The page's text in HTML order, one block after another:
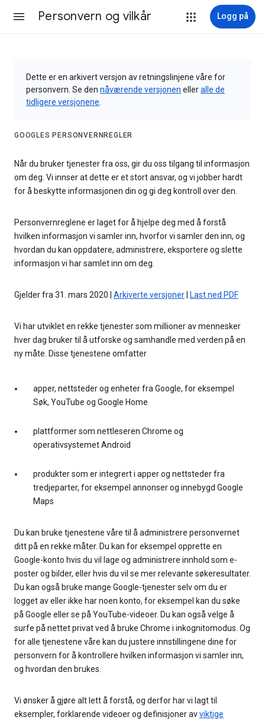
Personvern og vilkår Logg på
Dette er en arkivert versjon av retningslinjene våre for
personvern. Se den nåværende versjonen elleralle de
tidligere versjonene
GOOGLES PERSONVERNREGLER
Når du bruker tjenester fra oss, gir du oss tilgang til informasjon
om deg. Vi innser at dette er et stort ansvar, og vi jobber hardt
for å beskytte informasjonen din og gi deg kontroll over den.
Personvernreglene er laget for å hjelpe deg med å forstå
hvilken informasjon vi samler inn, hvorfor vi samler den inn, og
hvordan du kan oppdatere, administrere, eksportere og slette
informasjon vi har samlet inn om deg.
Gjelder fra 31. mars 2020 | Arkiverte versjoner Last ned PDF
Vi har utviklet en rekke tjenester som millioner av mennesker
hver dag bruker til å utforske og samhandle med verden på en
ny måte. Disse tjenestene omfatter
apper, nettsteder og enheter fra Google, for eksempel
Søk, YouTube og Google Home
plattformer som nettleseren Chrome og
operativsystemet Android
produkter som er integrert i apper og nettsteder fra
tredjeparter, for eksempel annonser og innebygd Google
Maps
Du kan bruke tjenestene våre til å administrere personvernet
ditt på en rekke måter. Du kan for eksempel opprette en
Google-konto hvis du vil lage og administrere innhold som e-
poster og bilder, eller hvis du vil se mer relevante søkeresultater.
Du kan også bruke mange Google-tjenester selv om du er
logget av eller ikke har noen konto, for eksempel kan du søke
på Google eller se på YouTube-videoer. Du kan også velge å
surfe på nettet privat ved å bruke Chrome i inkognitomodus. Og
for alle tjenestene våre kan du justere innstillingene dine for
personvern for å kontrollere hvilken informasjon vi samler inn,
og hvordan den brukes.
Vi ønsker å gjøre alt lett å forstå, og derfor har vi lagt til
eksempler, forklarende videoer og definisjoner avviktige